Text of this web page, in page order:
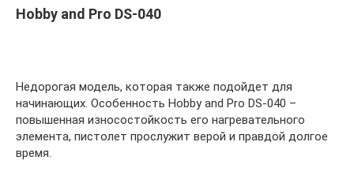
Hobby and Pro DS-040
Недорогая модель, которая также подойдет для
начинающих. Особенность Hobby and Pro DS-040 –
повышенная износостойкость его нагревательного
элемента, пистолет прослужит верой и правдой долгое
время.